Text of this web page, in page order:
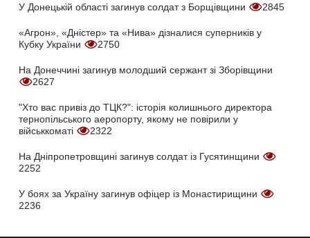
У Донецькій області загинув солдат з Борщівщини 2845
«Агрон», «Дністер» та «Нива» дізналися суперників у
Кубку України
2750
На Донеччині загинув молодший сержант зі Зборівщини
2627
"Хто вас привіз до ТЦК?": історія колишнього директора
тернопільського аеропорту, якому не повірили у
військкоматі
2322
На Дніпропетровщині загинув солдат із Гусятинщини
2252
У боях за Україну загинув офіцер із Монастирищини
2236